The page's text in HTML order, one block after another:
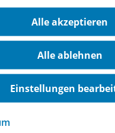
Alle akzeptieren
Alle ablehnen
Einstellungen